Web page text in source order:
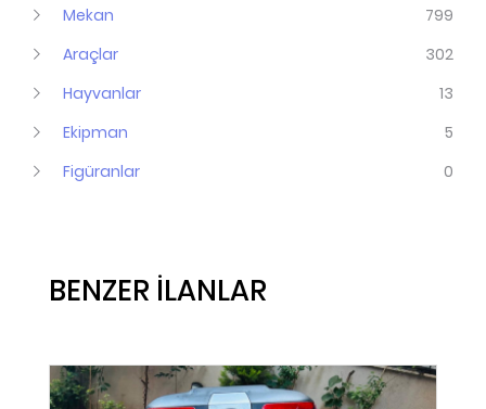
Mekan
799
Araçlar
302
Hayvanlar
13
Ekipman
5
Figüranlar
0
BENZER İLANLAR